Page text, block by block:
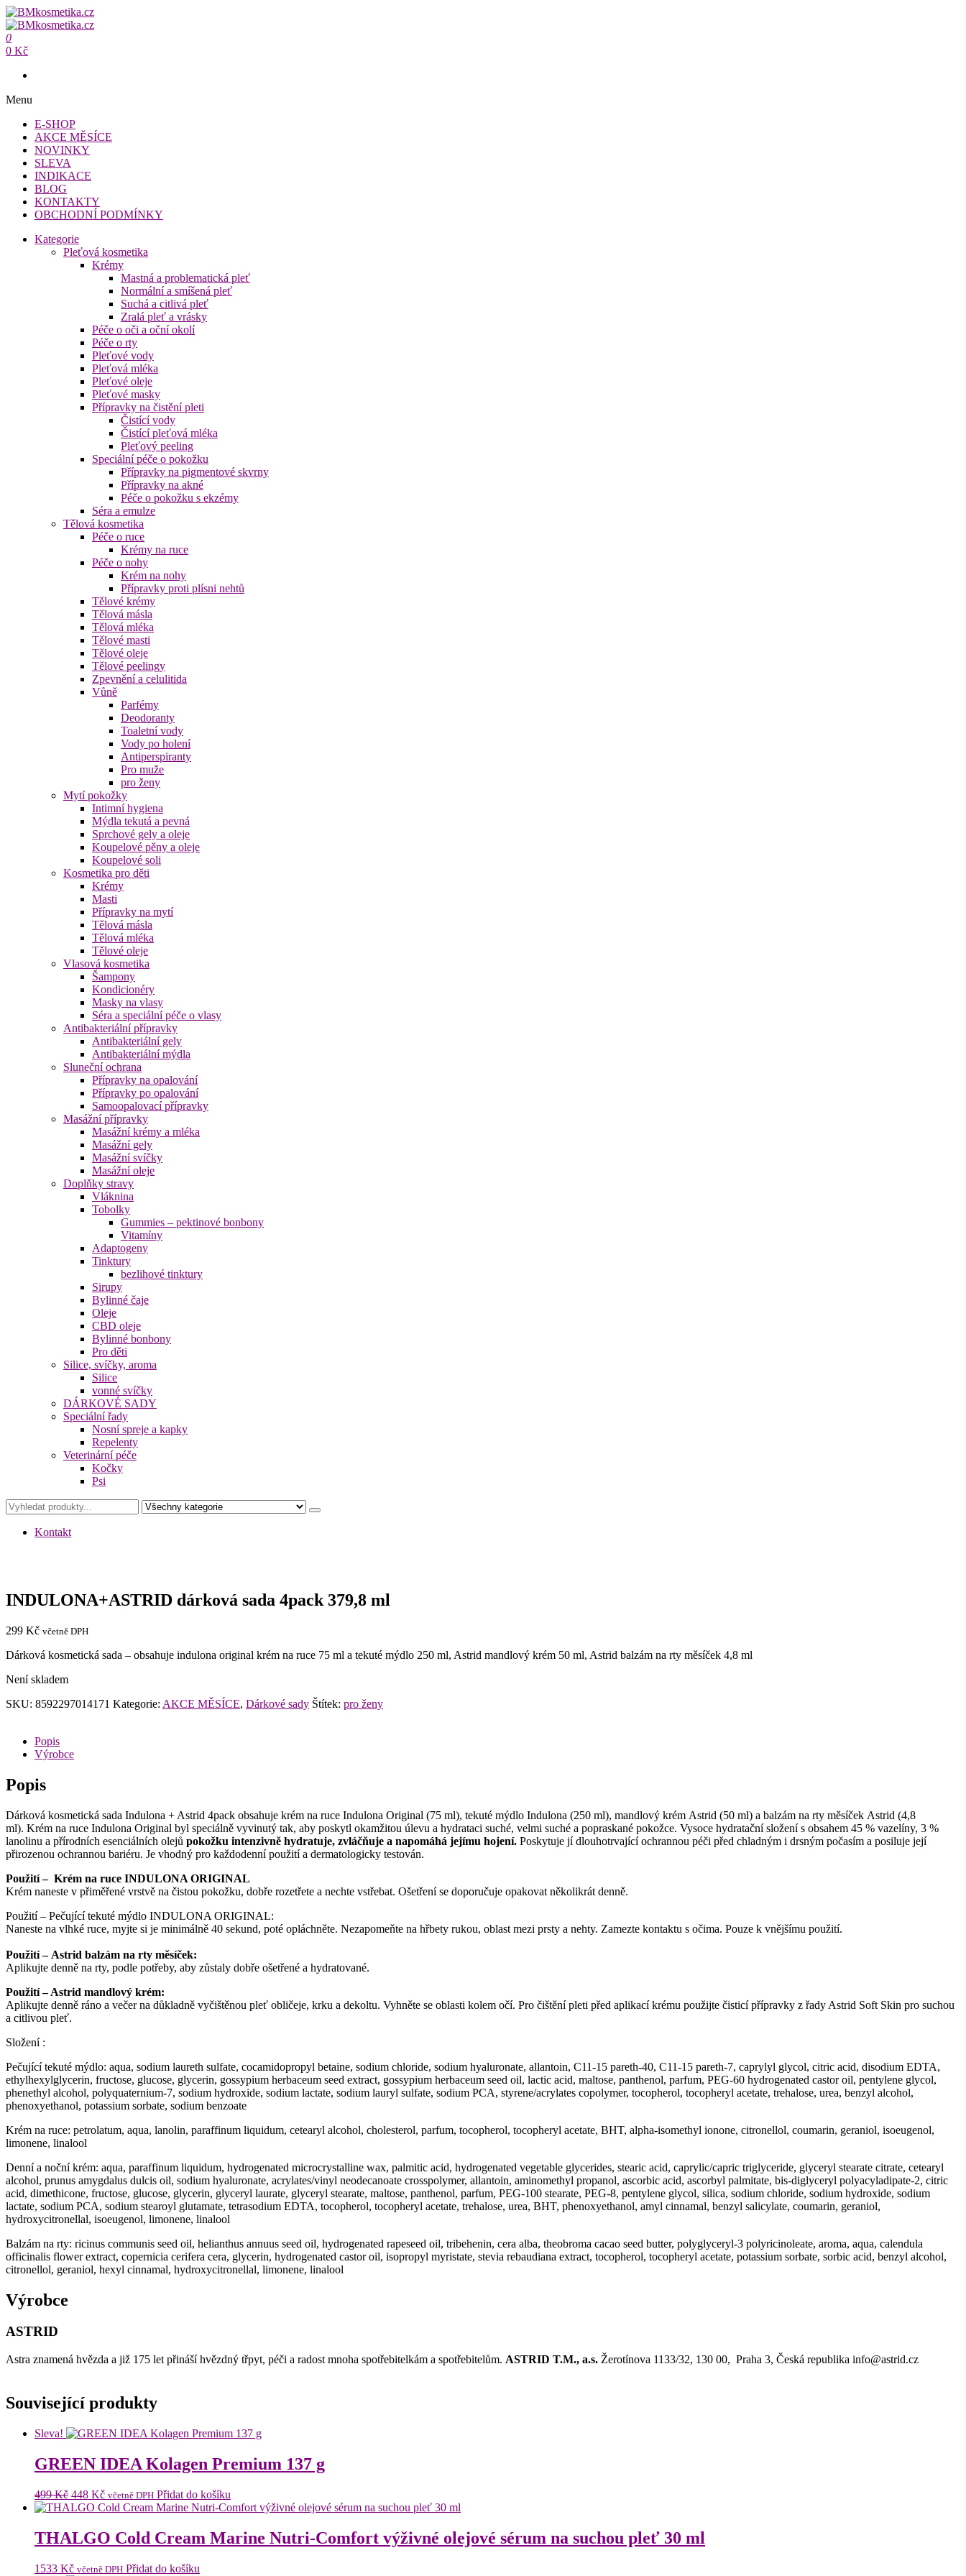
Přeskočit
na
obsah
BMkosmetika.cz
BMkosmetika.cz
0
0 Kč
Menu
E-SHOP
AKCE MĚSÍCE
NOVINKY
SLEVA
INDIKACE
BLOG
KONTAKTY
OBCHODNÍ PODMÍNKY
Kategorie
Pleťová kosmetika
Krémy
Mastná a problematická pleť
Normální a smíšená pleť
Suchá a citlivá pleť
Zralá pleť a vrásky
Péče o oči a oční okolí
Péče o rty
Pleťové vody
Pleťová mléka
Pleťové oleje
Pleťové masky
Přípravky na čistění pleti
Čistící vody
Čistící pleťová mléka
Pleťový peeling
Speciální péče o pokožku
Přípravky na pigmentové skvrny
Přípravky na akné
Péče o pokožku s ekzémy
Séra a emulze
Tělová kosmetika
Péče o ruce
Krémy na ruce
Péče o nohy
Krém na nohy
Přípravky proti plísni nehtů
Tělové krémy
Tělová másla
Tělová mléka
Tělové masti
Tělové oleje
Tělové peelingy
Zpevnění a celulitida
Vůně
Parfémy
Deodoranty
Toaletní vody
Vody po holení
Antiperspiranty
Pro muže
pro ženy
Mytí pokožky
Intimní hygiena
Mýdla tekutá a pevná
Sprchové gely a oleje
Koupelové pěny a oleje
Koupelové soli
Kosmetika pro děti
Krémy
Masti
Přípravky na mytí
Tělová másla
Tělová mléka
Tělové oleje
Vlasová kosmetika
Šampony
Kondicionéry
Masky na vlasy
Séra a speciální péče o vlasy
Antibakteriální přípravky
Antibakteriální gely
Antibakteriální mýdla
Sluneční ochrana
Přípravky na opalování
Přípravky po opalování
Samoopalovací přípravky
Masážní přípravky
Masážní krémy a mléka
Masážní gely
Masážní svíčky
Masážní oleje
Doplňky stravy
Vláknina
Tobolky
Gummies – pektinové bonbony
Vitamíny
Adaptogeny
Tinktury
bezlihové tinktury
Sirupy
Bylinné čaje
Oleje
CBD oleje
Bylinné bonbony
Pro děti
Silice, svíčky, aroma
Silice
vonné svíčky
DÁRKOVÉ SADY
Speciální řady
Nosní spreje a kapky
Repelenty
Veterinární péče
Kočky
Psi
Kontakt
INDULONA+ASTRID dárková sada 4pack 379,8 ml
299 Kč včetně DPH
Dárková kosmetická sada – obsahuje indulona original krém na ruce 75 ml a tekuté mýdlo 250 ml, Astrid mandlový krém 50 ml, Astrid balzám na rty měsíček 4,8 ml
Není skladem
SKU: 8592297014171 Kategorie: AKCE MĚSÍCE, Dárkové sady Štítek: pro ženy
Popis
Výrobce
Popis
Dárková kosmetická sada Indulona + Astrid 4pack obsahuje krém na ruce Indulona Original (75 ml), tekuté mýdlo Indulona (250 ml), mandlový krém Astrid (50 ml) a balzám na rty měsíček Astrid (4,8
ml). Krém na ruce Indulona Original byl speciálně vyvinutý tak, aby poskytl okamžitou úlevu a hydrataci suché, velmi suché a popraskané pokožce. Vysoce hydratační složení s obsahem 45 % vazelíny, 3 %
lanolinu a přírodních esenciálních olejů pokožku intenzivně hydratuje, zvláčňuje a napomáhá jejímu hojení. Poskytuje jí dlouhotrvající ochrannou péči před chladným i drsným počasím a posiluje její
přirozenou ochrannou bariéru. Je vhodný pro každodenní použití a dermatologicky testován.
Použití – Krém na ruce INDULONA ORIGINAL
Krém naneste v přiměřené vrstvě na čistou pokožku, dobře rozetřete a nechte vstřebat. Ošetření se doporučuje opakovat několikrát denně.
Použití – Pečující tekuté mýdlo INDULONA ORIGINAL:
Naneste na vlhké ruce, myjte si je minimálně 40 sekund, poté opláchněte. Nezapomeňte na hřbety rukou, oblast mezi prsty a nehty. Zamezte kontaktu s očima. Pouze k vnějšímu použití.
Použití – Astrid balzám na rty měsíček:
Aplikujte denně na rty, podle potřeby, aby zůstaly dobře ošetřené a hydratované.
Použití – Astrid mandlový krém:
Aplikujte denně ráno a večer na důkladně vyčištěnou pleť obličeje, krku a dekoltu. Vyhněte se oblasti kolem očí. Pro čištění pleti před aplikací krému použijte čisticí přípravky z řady Astrid Soft Skin pro suchou
a citlivou pleť.
Složení :
Pečující tekuté mýdlo: aqua, sodium laureth sulfate, cocamidopropyl betaine, sodium chloride, sodium hyaluronate, allantoin, C11-15 pareth-40, C11-15 pareth-7, caprylyl glycol, citric acid, disodium EDTA,
ethylhexylglycerin, fructose, glucose, glycerin, gossypium herbaceum seed extract, gossypium herbaceum seed oil, lactic acid, maltose, panthenol, parfum, PEG-60 hydrogenated castor oil, pentylene glycol,
phenethyl alcohol, polyquaternium-7, sodium hydroxide, sodium lactate, sodium lauryl sulfate, sodium PCA, styrene/acrylates copolymer, tocopherol, tocopheryl acetate, trehalose, urea, benzyl alcohol,
phenoxyethanol, potassium sorbate, sodium benzoate
Krém na ruce: petrolatum, aqua, lanolin, paraffinum liquidum, cetearyl alcohol, cholesterol, parfum, tocopherol, tocopheryl acetate, BHT, alpha-isomethyl ionone, citronellol, coumarin, geraniol, isoeugenol,
limonene, linalool
Denní a noční krém: aqua, paraffinum liquidum, hydrogenated microcrystalline wax, palmitic acid, hydrogenated vegetable glycerides, stearic acid, caprylic/capric triglyceride, glyceryl stearate citrate, cetearyl
alcohol, prunus amygdalus dulcis oil, sodium hyaluronate, acrylates/vinyl neodecanoate crosspolymer, allantoin, aminomethyl propanol, ascorbic acid, ascorbyl palmitate, bis-diglyceryl polyacyladipate-2, citric
acid, dimethicone, fructose, glucose, glycerin, glyceryl laurate, glyceryl stearate, maltose, panthenol, parfum, PEG-100 stearate, PEG-8, pentylene glycol, silica, sodium chloride, sodium hydroxide, sodium
lactate, sodium PCA, sodium stearoyl glutamate, tetrasodium EDTA, tocopherol, tocopheryl acetate, trehalose, urea, BHT, phenoxyethanol, amyl cinnamal, benzyl salicylate, coumarin, geraniol,
hydroxycitronellal, isoeugenol, limonene, linalool
Balzám na rty: ricinus communis seed oil, helianthus annuus seed oil, hydrogenated rapeseed oil, tribehenin, cera alba, theobroma cacao seed butter, polyglyceryl-3 polyricinoleate, aroma, aqua, calendula
officinalis flower extract, copernicia cerifera cera, glycerin, hydrogenated castor oil, isopropyl myristate, stevia rebaudiana extract, tocopherol, tocopheryl acetate, potassium sorbate, sorbic acid, benzyl alcohol,
citronellol, geraniol, hexyl cinnamal, hydroxycitronellal, limonene, linalool
Výrobce
ASTRID
Astra znamená hvězda a již 175 let přináší hvězdný třpyt, péči a radost mnoha spotřebitelkám a spotřebitelům. ASTRID T.M., a.s. Žerotínova 1133/32, 130 00, Praha 3, Česká republika info@astrid.cz
Související produkty
Sleva!
GREEN IDEA Kolagen Premium 137 g
499Kč Původní
cena
499 Kč.
448 KčAktuální
cena
448 Kč.
včetně DPH Přidat do košíku
THALGO Cold Cream Marine Nutri-Comfort výživné olejové sérum na suchou pleť 30 ml
1533 Kč včetně DPH Přidat do košíku